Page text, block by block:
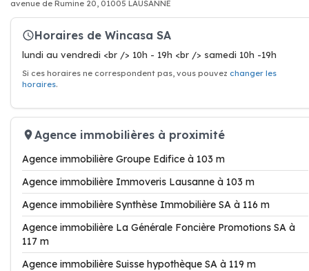
avenue de Rumine 20, 01005 LAUSANNE
Horaires de Wincasa SA
lundi au vendredi <br /> 10h - 19h <br /> samedi 10h -19h
Si ces horaires ne correspondent pas, vous pouvez changer les
horaires.
Agence immobilières à proximité
Agence immobilière Groupe Edifice à 103 m
Agence immobilière Immoveris Lausanne à 103 m
Agence immobilière Synthèse Immobilière SA à 116 m
Agence immobilière La Générale Foncière Promotions SA à
117 m
Agence immobilière Suisse hypothèque SA à 119 m